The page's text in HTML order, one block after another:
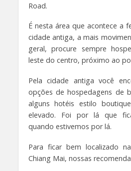
Road.
É nesta área que acontece a
cidade antiga, a mais
geral, procure sempre
leste do centro, próximo ao
Pela cidade antiga você
opções de hospedagens de
alguns hotéis estilo
elevado. Foi por lá que
quando estivemos por lá.
Para ficar bem localizado
Chiang Mai, nossas